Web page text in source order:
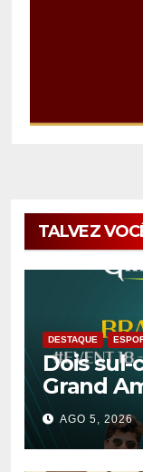
TALVEZ
DESTAQUE
Dois sul-
Grand
AGO 5, 2026